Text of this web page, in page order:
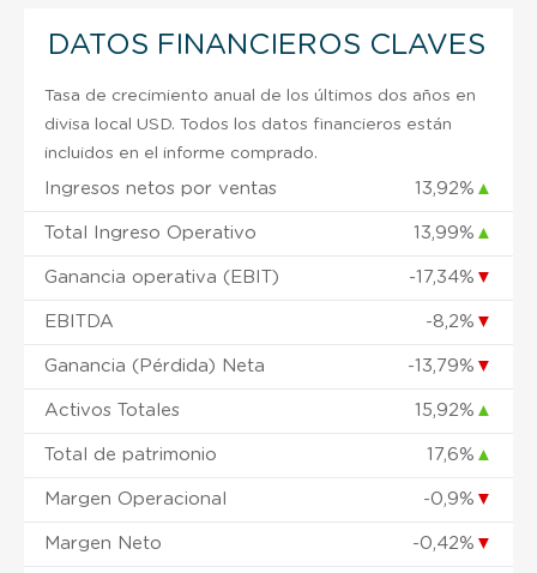
DATOS FINANCIEROS CLAVES
Tasa de crecimiento anual de los últimos dos años en
divisa local USD. Todos los datos financieros están
incluidos en el informe comprado.
Ingresos netos por ventas 13,92% ▲
Total Ingreso Operativo 13,99% ▲
Ganancia operativa (EBIT) -17,34% ▼
EBITDA -8,2% ▼
Ganancia (Pérdida) Neta -13,79% ▼
Activos Totales 15,92% ▲
Total de patrimonio 17,6% ▲
Margen Operacional -0,9% ▼
Margen Neto -0,42% ▼